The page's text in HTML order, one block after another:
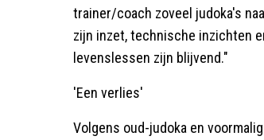
trainer/coach zoveel judoka's
zijn inzet, technische inzichten
levenslessen zijn blijvend."
'Een verlies'
Volgens oud-judoka en